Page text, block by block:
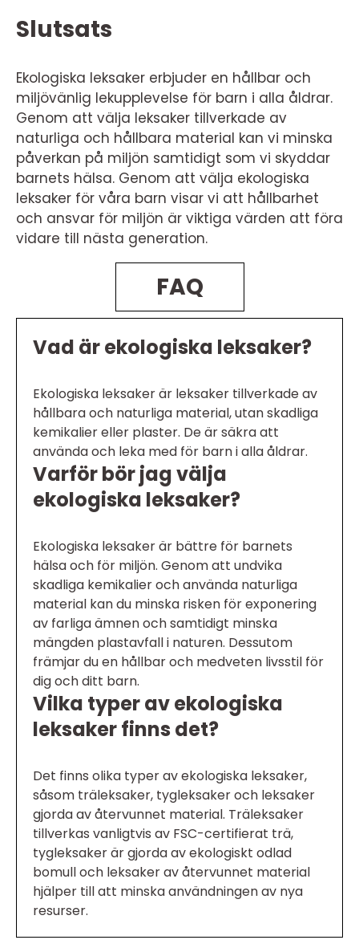
Slutsats
Ekologiska leksaker erbjuder en hållbar och
miljövänlig lekupplevelse för barn i alla åldrar.
Genom att välja leksaker tillverkade av
naturliga och hållbara material kan vi minska
påverkan på miljön samtidigt som vi skyddar
barnets hälsa. Genom att välja ekologiska
leksaker för våra barn visar vi att hållbarhet
och ansvar för miljön är viktiga värden att föra
vidare till nästa generation.
FAQ
Vad är ekologiska leksaker?
Ekologiska leksaker är leksaker tillverkade av
hållbara och naturliga material, utan skadliga
kemikalier eller plaster. De är säkra att
använda och leka med för barn i alla åldrar.
Varför bör jag välja
ekologiska leksaker?
Ekologiska leksaker är bättre för barnets
hälsa och för miljön. Genom att undvika
skadliga kemikalier och använda naturliga
material kan du minska risken för exponering
av farliga ämnen och samtidigt minska
mängden plastavfall i naturen. Dessutom
främjar du en hållbar och medveten livsstil för
dig och ditt barn.
Vilka typer av ekologiska
leksaker finns det?
Det finns olika typer av ekologiska leksaker,
såsom träleksaker, tygleksaker och leksaker
gjorda av återvunnet material. Träleksaker
tillverkas vanligtvis av FSC-certifierat trä,
tygleksaker är gjorda av ekologiskt odlad
bomull och leksaker av återvunnet material
hjälper till att minska användningen av nya
resurser.